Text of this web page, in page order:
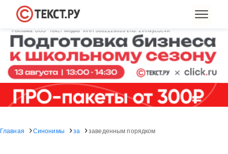
Главная Синонимы за заведенным порядком